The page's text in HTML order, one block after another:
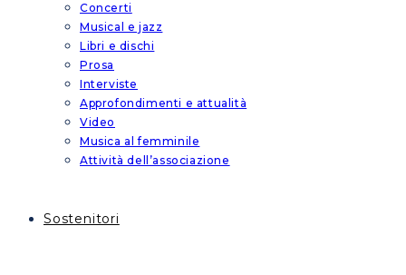
Concerti
Musical e jazz
Libri e dischi
Prosa
Interviste
Approfondimenti e attualità
Video
Musica al femminile
Attività dell’associazione
Sostenitori